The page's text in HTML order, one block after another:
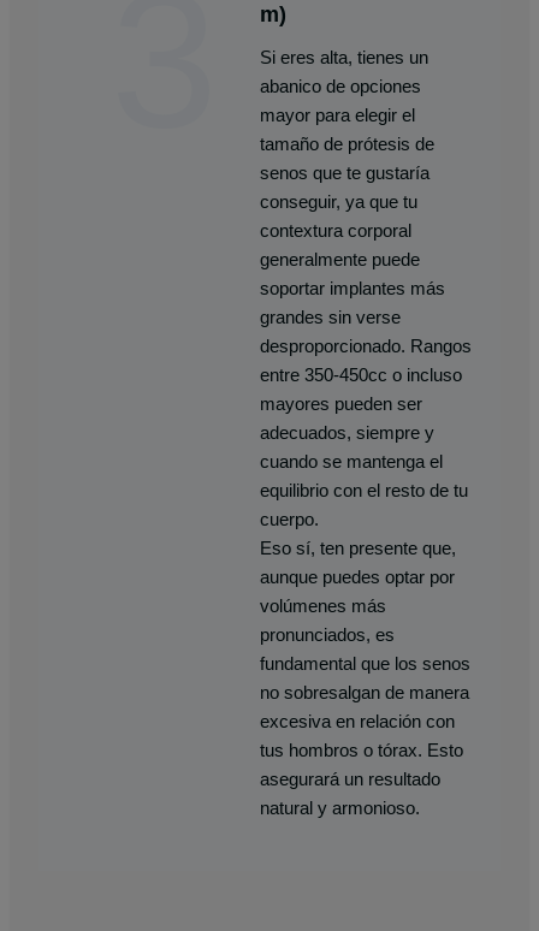
m)
Si eres alta, tienes un
abanico de opciones
mayor para elegir el
tamaño de prótesis de
senos que te gustaría
conseguir, ya que tu
contextura corporal
generalmente puede
soportar implantes más
grandes sin verse
desproporcionado. Rangos
entre 350-450cc o incluso
mayores pueden ser
adecuados, siempre y
cuando se mantenga el
equilibrio con el resto de tu
cuerpo.
Eso sí, ten presente que,
aunque puedes optar por
volúmenes más
pronunciados, es
fundamental que los senos
no sobresalgan de manera
excesiva en relación con
tus hombros o tórax. Esto
asegurará un resultado
natural y armonioso.